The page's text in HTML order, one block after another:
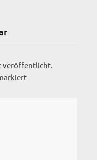
veröffentlicht.